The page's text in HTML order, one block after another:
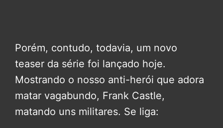
Porém, contudo, todavia, um novo
teaser da série foi lançado hoje.
Mostrando o nosso anti-herói que adora
matar vagabundo, Frank Castle,
matando uns militares. Se liga: